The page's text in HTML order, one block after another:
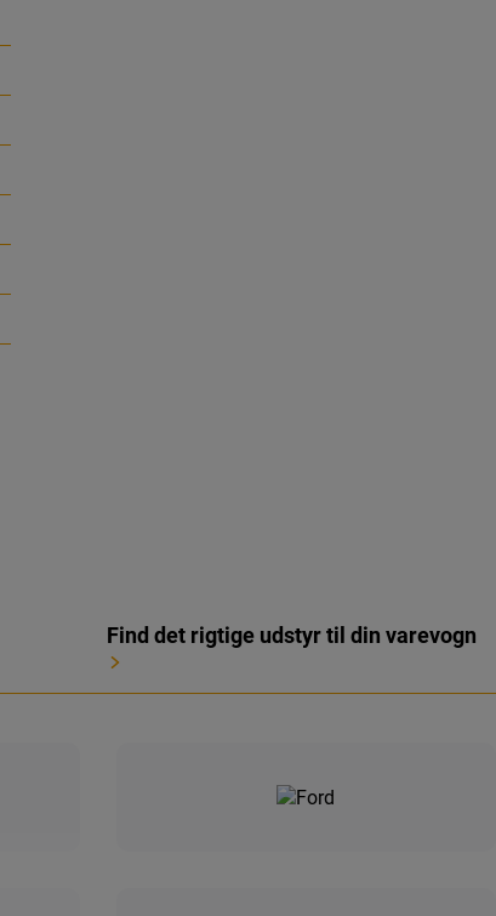
Find det rigtige udstyr til din varevogn